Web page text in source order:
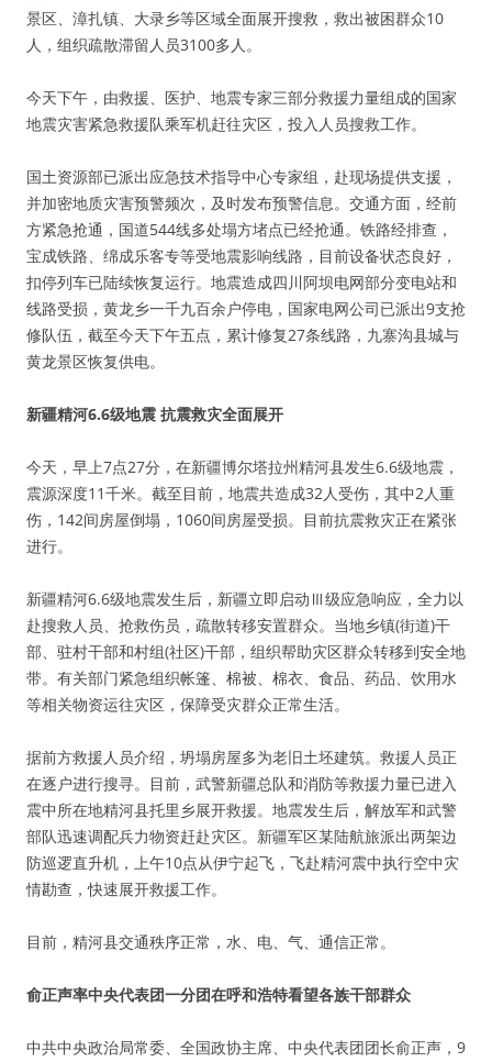
景区、漳扎镇、大录乡等区域全面展开搜救，救出被困群众10
人，组织疏散滞留人员3100多人。
今天下午，由救援、医护、地震专家三部分救援力量组成的国家
地震灾害紧急救援队乘军机赶往灾区，投入人员搜救工作。
国土资源部已派出应急技术指导中心专家组，赴现场提供支援，
并加密地质灾害预警频次，及时发布预警信息。交通方面，经前
方紧急抢通，国道544线多处塌方堵点已经抢通。铁路经排查，
宝成铁路、绵成乐客专等受地震影响线路，目前设备状态良好，
扣停列车已陆续恢复运行。地震造成四川阿坝电网部分变电站和
线路受损，黄龙乡一千九百余户停电，国家电网公司已派出9支抢
修队伍，截至今天下午五点，累计修复27条线路，九寨沟县城与
黄龙景区恢复供电。
新疆精河6.6级地震 抗震救灾全面展开
今天，早上7点27分，在新疆博尔塔拉州精河县发生6.6级地震，
震源深度11千米。截至目前，地震共造成32人受伤，其中2人重
伤，142间房屋倒塌，1060间房屋受损。目前抗震救灾正在紧张
进行。
新疆精河6.6级地震发生后，新疆立即启动Ⅲ级应急响应，全力以
赴搜救人员、抢救伤员，疏散转移安置群众。当地乡镇(街道)干
部、驻村干部和村组(社区)干部，组织帮助灾区群众转移到安全地
带。有关部门紧急组织帐篷、棉被、棉衣、食品、药品、饮用水
等相关物资运往灾区，保障受灾群众正常生活。
据前方救援人员介绍，坍塌房屋多为老旧土坯建筑。救援人员正
在逐户进行搜寻。目前，武警新疆总队和消防等救援力量已进入
震中所在地精河县托里乡展开救援。地震发生后，解放军和武警
部队迅速调配兵力物资赶赴灾区。新疆军区某陆航旅派出两架边
防巡逻直升机，上午10点从伊宁起飞，飞赴精河震中执行空中灾
情勘查，快速展开救援工作。
目前，精河县交通秩序正常，水、电、气、通信正常。
俞正声率中央代表团一分团在呼和浩特看望各族干部群众
中共中央政治局常委、全国政协主席、中央代表团团长俞正声，9